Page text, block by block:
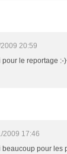
20:59
pour le reportage :-
2009 17:46
beaucoup pour les